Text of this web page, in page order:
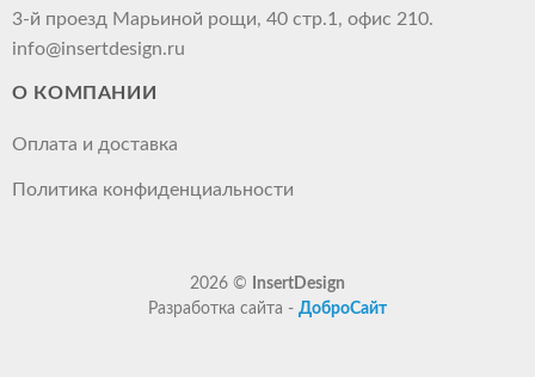
3-й проезд Марьиной рощи, 40 стр.1, офис 210.
info@insertdesign.ru
О КОМПАНИИ
Оплата и доставка
Политика конфиденциальности
2026 ©
InsertDesign
Разработка сайта - ДоброСайт